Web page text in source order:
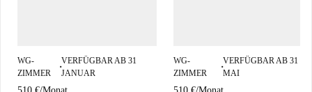
WG-
ZIMMER
■
VERFÜGBAR AB 31
JANUAR
WG-
ZIMMER
■
VERFÜGBAR AB 31
MAI